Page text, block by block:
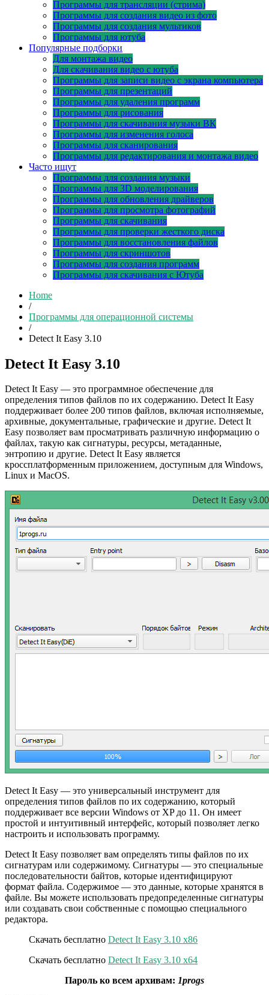
Программы для трансляции (стрима)
Программы для создания видео из фото
Программы для создания мультиков
Программы для ютуба
Популярные подборки
Для монтажа видео
Для скачивания видео с ютуба
Программы для записи видео с экрана компьютера
Программы для презентаций
Программы для удаления программ
Программы для рисования
Программы для скачивания музыки ВК
Программы для изменения голоса
Программы для сканирования
Программы для редактирования и монтажа видео
Часто ищут
Программы для создания музыки
Программы для 3D моделирования
Программы для обновления драйверов
Программы для просмотра фотографий
Программы для скачивания
Программы для проверки жесткого диска
Программы для восстановления файлов
Программы для скриншотов
Программы для создания программ
Программы для скачивания с Ютуба
Home
/
Программы для операционной системы
/
Detect It Easy 3.10
Detect It Easy 3.10
Detect It Easy — это программное обеспечение для
определения типов файлов по их содержанию. Detect It Easy
поддерживает более 200 типов файлов, включая исполняемые,
архивные, документальные, графические и другие. Detect It
Easy позволяет вам просматривать различную информацию о
файлах, такую как сигнатуры, ресурсы, метаданные,
энтропию и другие. Detect It Easy является
кроссплатформенным приложением, доступным для Windows,
Linux и MacOS.
Detect It Easy — это универсальный инструмент для
определения типов файлов по их содержанию, который
поддерживает все версии Windows от XP до 11. Он имеет
простой и интуитивный интерфейс, который позволяет легко
настроить и использовать программу.
Detect It Easy позволяет вам определять типы файлов по их
сигнатурам или содержимому. Сигнатуры — это специальные
последовательности байтов, которые идентифицируют
формат файла. Содержимое — это данные, которые хранятся в
файле. Вы можете использовать предопределенные сигнатуры
или создавать свои собственные с помощью специального
редактора.
Скачать бесплатно Detect It Easy 3.10 x86
Скачать бесплатно Detect It Easy 3.10 x64
Пароль ко всем архивам: 1progs